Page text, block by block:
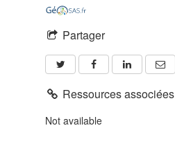
Partager
Ressources associées
Not available